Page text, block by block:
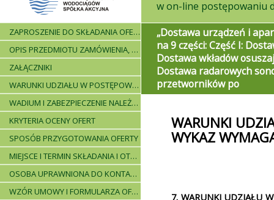
ZAPROSZENIE DO SKŁADANIA OFERT - INFORMACJE OGÓLNE
OPIS PRZEDMIOTU ZAMÓWIENIA, WARUNKI DOSTAWY, WARUNKI PŁATNICZE
ZAŁĄCZNIKI
WARUNKI UDZIAŁU W POSTĘPOWANIU I WYKAZ WYMAGANYCH DOKUMENTÓW
WADIUM I ZABEZPIECZENIE NALEŻYTEGO WYKONANIA UMOWY
KRYTERIA OCENY OFERT
SPOSÓB PRZYGOTOWANIA OFERTY
MIEJSCE I TERMIN SKŁADANIA I OTWARCIA OFERT - PRZEBIEG POSTĘPOWANIA
OSOBA UPRAWNIONA DO KONTAKTÓW
WZÓR UMOWY I FORMULARZA OFERTOWEGO
„Dostawa urządzeń i
na 9 części: Część I:
Dostawa wkładów
Dostawa radarowych
przetworników po
WARUNKI
WYKAZ
7. WARUNKI UDZIAŁU